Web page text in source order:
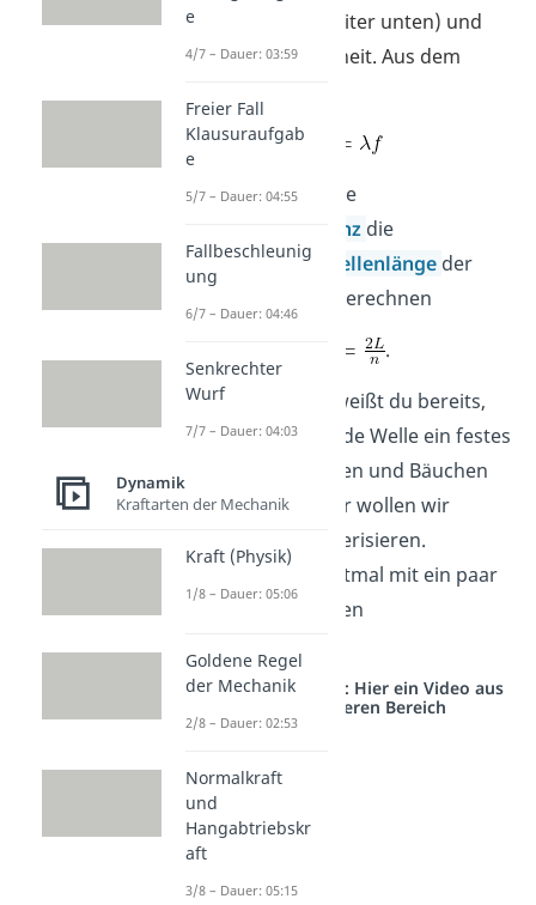
(mehr Details weiter unten) und
besitzt keine Einheit. Aus dem
kannst du für jede
Resonanzfrequenz die
dazugehörige
Wellenlänge der
stehende Welle berechnen
.
An dieser Stelle weißt du bereits,
dass eine stehende Welle ein festes
Muster aus Knoten und Bäuchen
ist. Dieses Muster wollen wir
genauer charakterisieren.
Beginnen wir erstmal mit ein paar
weiteren wichtigen
Studyflix vernetzt: Hier ein Video aus
einem anderen Bereich
e
4/7 – Dauer: 03:59
Freier Fall
Klausuraufgab
e
5/7 – Dauer: 04:55
Fallbeschleunig
ung
6/7 – Dauer: 04:46
Senkrechter
Wurf
7/7 – Dauer: 04:03
Dynamik
Kraftarten der Mechanik
Kraft (Physik)
1/8 – Dauer: 05:06
Goldene Regel
der Mechanik
2/8 – Dauer: 02:53
Normalkraft
und
Hangabtriebskr
aft
3/8 – Dauer: 05:15